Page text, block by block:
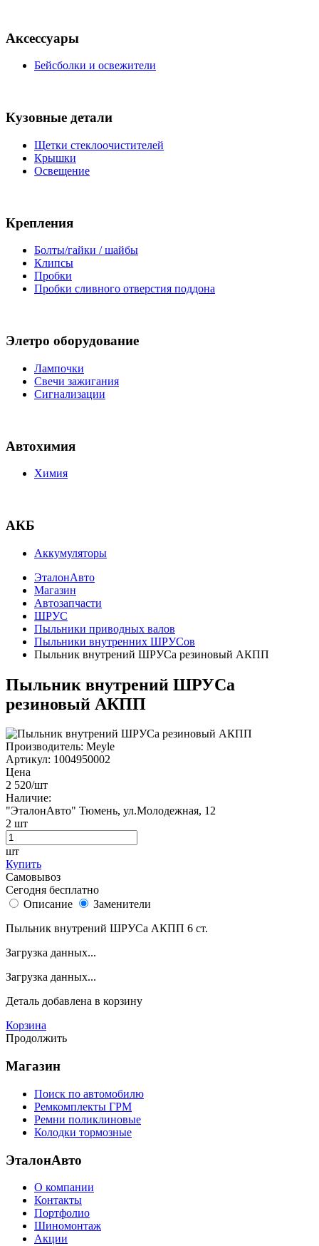
Аксессуары
Бейсболки и освежители
Кузовные детали
Щетки стеклоочистителей
Крышки
Освещение
Крепления
Болты/гайки / шайбы
Клипсы
Пробки
Пробки сливного отверстия поддона
Элетро оборудование
Лампочки
Свечи зажигания
Сигнализации
Автохимия
Химия
АКБ
Аккумуляторы
ЭталонАвто
Магазин
Автозапчасти
ШРУС
Пыльники приводных валов
Пыльники внутренних ШРУСов
Пыльник внутрений ШРУСа резиновый АКПП
Пыльник внутрений ШРУСа
резиновый АКПП
Производитель: Meyle
Артикул: 1004950002
Цена
2 520/шт
Наличие:
"ЭталонАвто" Тюмень, ул.Молодежная, 12
2 шт
шт
Купить
Самовывоз
Сегодня бесплатно
Описание
Заменители
Пыльник внутрений ШРУСа АКПП 6 ст.
Загрузка данных...
Загрузка данных...
Деталь добавлена в корзину
Корзина
Продолжить
Магазин
Поиск по автомобилю
Ремкомплекты ГРМ
Ремни поликлиновые
Колодки тормозные
ЭталонАвто
О компании
Контакты
Портфолио
Шиномонтаж
Акции